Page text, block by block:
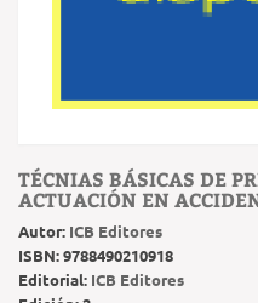
TÉCNIAS BÁSICAS DE
ACTUACIÓN EN
Autor: ICB Editores
ISBN:9788490210918
Editorial: ICB Editores